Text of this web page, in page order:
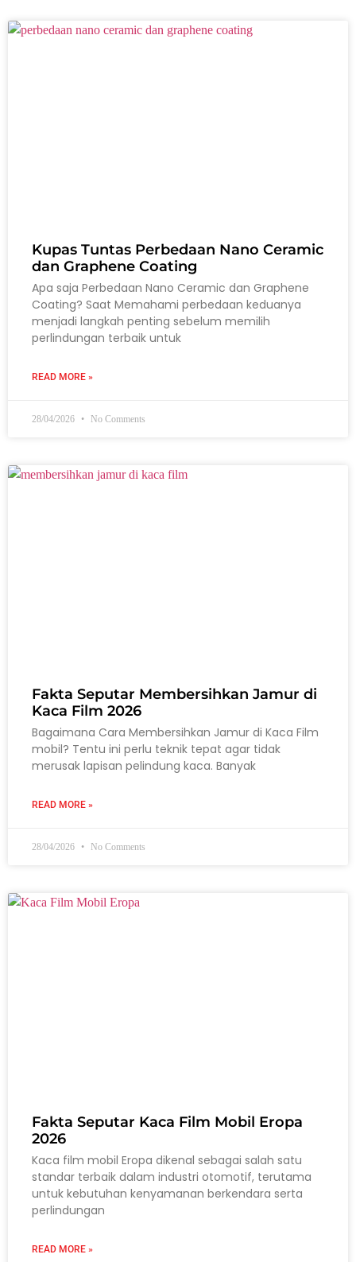
Kupas Tuntas Perbedaan Nano Ceramic
dan Graphene Coating
Apa saja Perbedaan Nano Ceramic dan Graphene
Coating? Saat Memahami perbedaan keduanya
menjadi langkah penting sebelum memilih
perlindungan terbaik untuk
READ MORE »
28/04/2026 No Comments
Fakta Seputar Membersihkan Jamur di
Kaca Film 2026
Bagaimana Cara Membersihkan Jamur di Kaca Film
mobil? Tentu ini perlu teknik tepat agar tidak
merusak lapisan pelindung kaca. Banyak
READ MORE »
28/04/2026 No Comments
Fakta Seputar Kaca Film Mobil Eropa
2026
Kaca film mobil Eropa dikenal sebagai salah satu
standar terbaik dalam industri otomotif, terutama
untuk kebutuhan kenyamanan berkendara serta
perlindungan
READ MORE »